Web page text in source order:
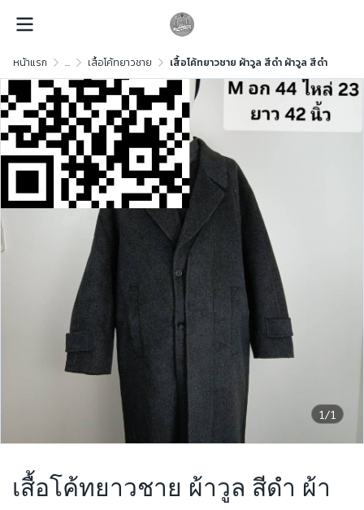
หน้าแรก ... เสื้อโค้ทยาวชาย เสื้อโค้ทยาวชาย ผ้าวูล สีดำ ผ้าวูล สีดำ
1/1
เสื้อโค้ทยาวชาย ผ้าวูล สีดำ ผ้า